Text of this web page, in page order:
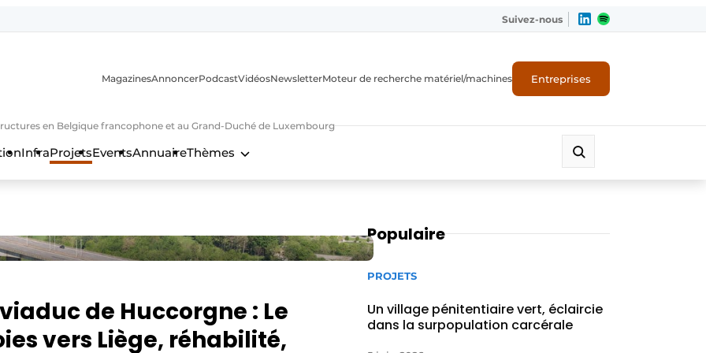
Suivez-nous
en Belgique francophone et au Grand-Duché de Luxembourg
MagazinesAnnoncerPodcastVidéosNewsletterMoteur de recherche matériel/machines Entreprises
InfraProjetsEventsAnnuaireThèmes
de Huccorgne : Le
vers Liège, réhabilité,
Populaire
PROJETS
Un village pénitentiaire vert, éclaircie
dans la surpopulation carcérale